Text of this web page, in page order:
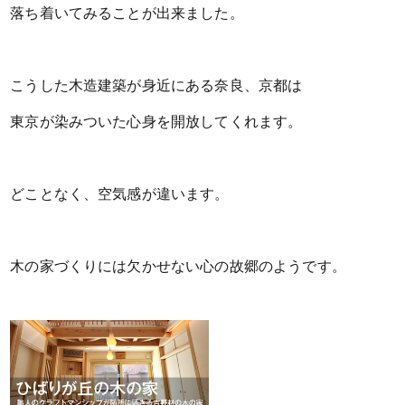
落ち着いてみることが出来ました。
こうした木造建築が身近にある奈良、京都は
東京が染みついた心身を開放してくれます。
どことなく、空気感が違います。
木の家づくりには欠かせない心の故郷のようです。